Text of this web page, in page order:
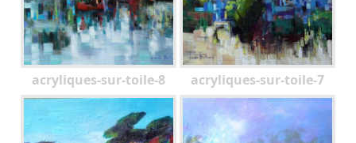
acryliques-sur-toile-8 acryliques-sur-toile-7